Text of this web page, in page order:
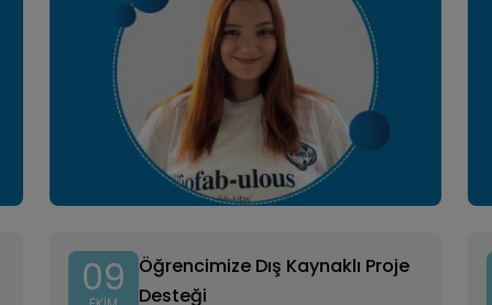
09
Öğrencimize Dış Kaynaklı Proje
Desteği